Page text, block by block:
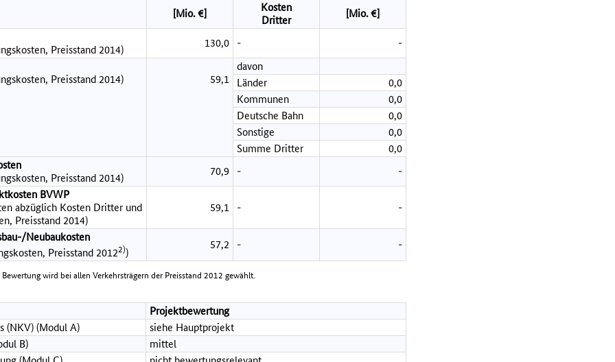
[Mio. €]
Kosten
Dritter
[Mio. €]
Preisstand 2014)
130,0 - -
Preisstand 2014) 59,1
davon
Länder
0,0
Kommunen
0,0
Deutsche Bahn
0,0
Sonstige
0,0
Summe Dritter
0,0
Preisstand 2014)
70,9 -
-
BVWP
abzüglich Kosten Dritter und
Preisstand 2014)
59,1 - -
Neubaukosten
Preisstand 20122))
57,2 - -
wird bei allen Verkehrsträgern der Preisstand 2012 gewählt.
Projektbewertung
(NKV) (Modul A)
siehe Hauptprojekt
B)
mittel